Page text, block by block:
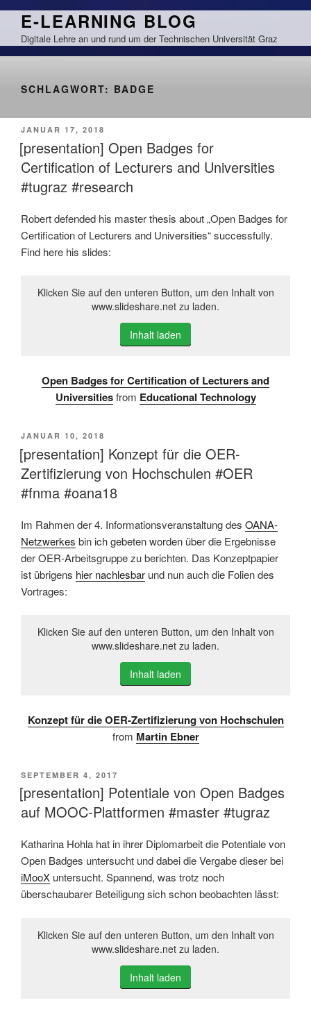
Zum
springen
E-LEARNING BLOG
Digitale Lehre an und rund um der Technischen Universität Graz
SCHLAGWORT: BADGE
VERÖFFENTLICHT
AM
JANUAR 17, 2018
[presentation] Open Badges for
Certification of Lecturers and Universities
#tugraz #research
Robert defended his master thesis about „Open Badges for
Certification of Lecturers and Universities“ successfully.
Find here his slides:
Klicken Sie auf den unteren Button, um den Inhalt von
www.slideshare.net zu laden.
Inhalt laden
Open Badges for Certification of Lecturers and
Universities from Educational Technology
VERÖFFENTLICHT
AM
JANUAR 10, 2018
[presentation] Konzept für die OER-
Zertifizierung von Hochschulen #OER
#fnma #oana18
Im Rahmen der 4. Informationsveranstaltung des OANA-
Netzwerkes bin ich gebeten worden über die Ergebnisse
der OER-Arbeitsgruppe zu berichten. Das Konzeptpapier
ist übrigens hier nachlesbar und nun auch die Folien des
Vortrages:
Klicken Sie auf den unteren Button, um den Inhalt von
www.slideshare.net zu laden.
Inhalt laden
Konzept für die OER-Zertifizierung von Hochschulen
from Martin Ebner
VERÖFFENTLICHT
AM
SEPTEMBER 4, 2017
[presentation] Potentiale von Open Badges
auf MOOC-Plattformen #master #tugraz
Katharina Hohla hat in ihrer Diplomarbeit die Potentiale von
Open Badges untersucht und dabei die Vergabe dieser bei
iMooX untersucht. Spannend, was trotz noch
überschaubarer Beteiligung sich schon beobachten lässt:
Klicken Sie auf den unteren Button, um den Inhalt von
www.slideshare.net zu laden.
Inhalt laden